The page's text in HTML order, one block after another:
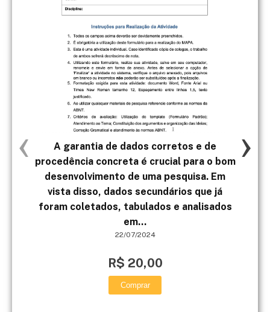
A garantia de dados corretos e de
procedência concreta é crucial para o bom
desenvolvimento de uma pesquisa. Em
vista disso, dados secundários que já
foram coletados, tabulados e analisados
em...
22/07/2024
R$ 20,00
Comprar
‹ ›